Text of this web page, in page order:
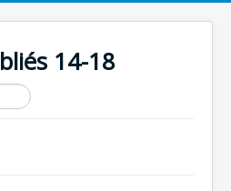
14-18